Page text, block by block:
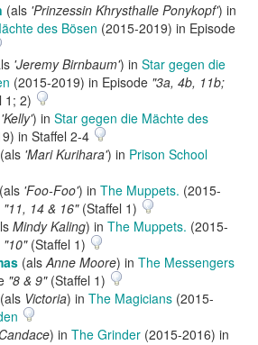
(als 'Prinzessin Khrysthalle Ponykopf') in
des Bösen (2015-2019) in Episode
'Jeremy Birnbaum') in Star gegen die
(2015-2019) in Episode "3a, 4b, 11b;
1; 2)
'Kelly') in Star gegen die Mächte des
in Staffel 2-4
(als 'Mari Kurihara') in Prison School
(als 'Foo-Foo') in The Muppets. (2015-
"11, 14 & 16"(Staffel 1)
Mindy Kaling) in The Muppets. (2015-
"10"(Staffel 1)
(alsAnne Moore) in The Messengers
"8 & 9"(Staffel 1)
(als Victoria) in The Magicians (2015-
Candace) in The Grinder (2015-2016) in